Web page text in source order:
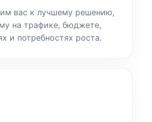
вас к лучшему решению,
на трафике, бюджете,
и потребностях роста.